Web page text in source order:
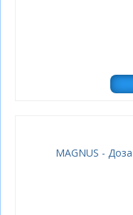
MAGNUS -